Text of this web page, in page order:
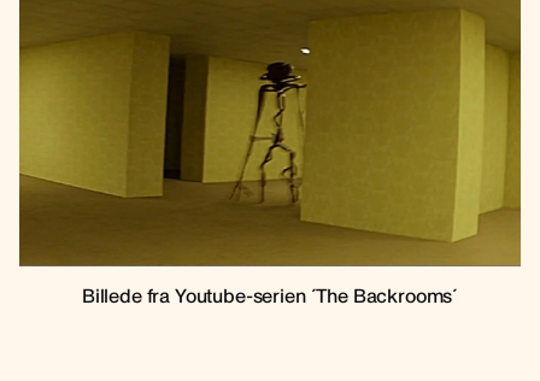
Billede fra Youtube-serien ´The Backrooms´